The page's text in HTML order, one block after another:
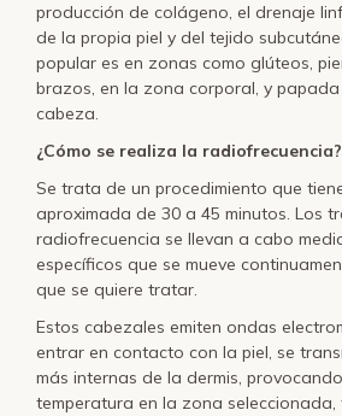
producción de colágeno, el drenaje
de la propia piel y del tejido
popular es en zonas como glúteos,
brazos, en la zona corporal, y papada
cabeza.
¿Cómo se realiza la radiofrecuencia?
Se trata de un procedimiento que
aproximada de 30 a 45 minutos. Los
radiofrecuencia se llevan a cabo
específicos que se mueve
que se quiere tratar.
Estos cabezales emiten ondas
entrar en contacto con la piel, se
más internas de la dermis,
temperatura en la zona